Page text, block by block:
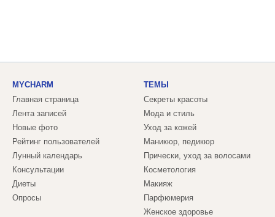
MYCHARM
Главная страница
Лента записей
Новые фото
Рейтинг пользователей
Лунный календарь
Консультации
Диеты
Опросы
ТЕМЫ
Секреты красоты
Мода и стиль
Уход за кожей
Маникюр, педикюр
Прически, уход за волосами
Косметология
Макияж
Парфюмерия
Женское здоровье